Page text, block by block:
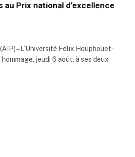
Prix national d’excellence
– L’Université Félix Houphouët-
jeudi 6 août, à ses deux